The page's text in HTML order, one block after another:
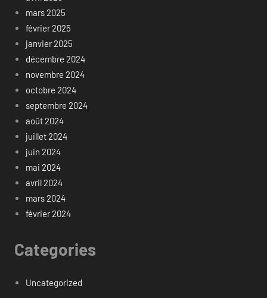
mars 2025
février 2025
janvier 2025
décembre 2024
novembre 2024
octobre 2024
septembre 2024
août 2024
juillet 2024
juin 2024
mai 2024
avril 2024
mars 2024
février 2024
Categories
Uncategorized